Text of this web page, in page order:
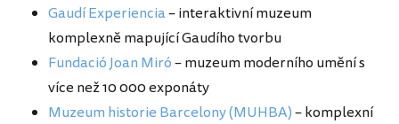
Gaudí Experiencia– interaktivní muzeum
komplexně mapující Gaudího tvorbu
Fundació Joan Miró– muzeum moderního umění s
více než 10 000 exponáty
Muzeum historie Barcelony (MUHBA)– komplexní